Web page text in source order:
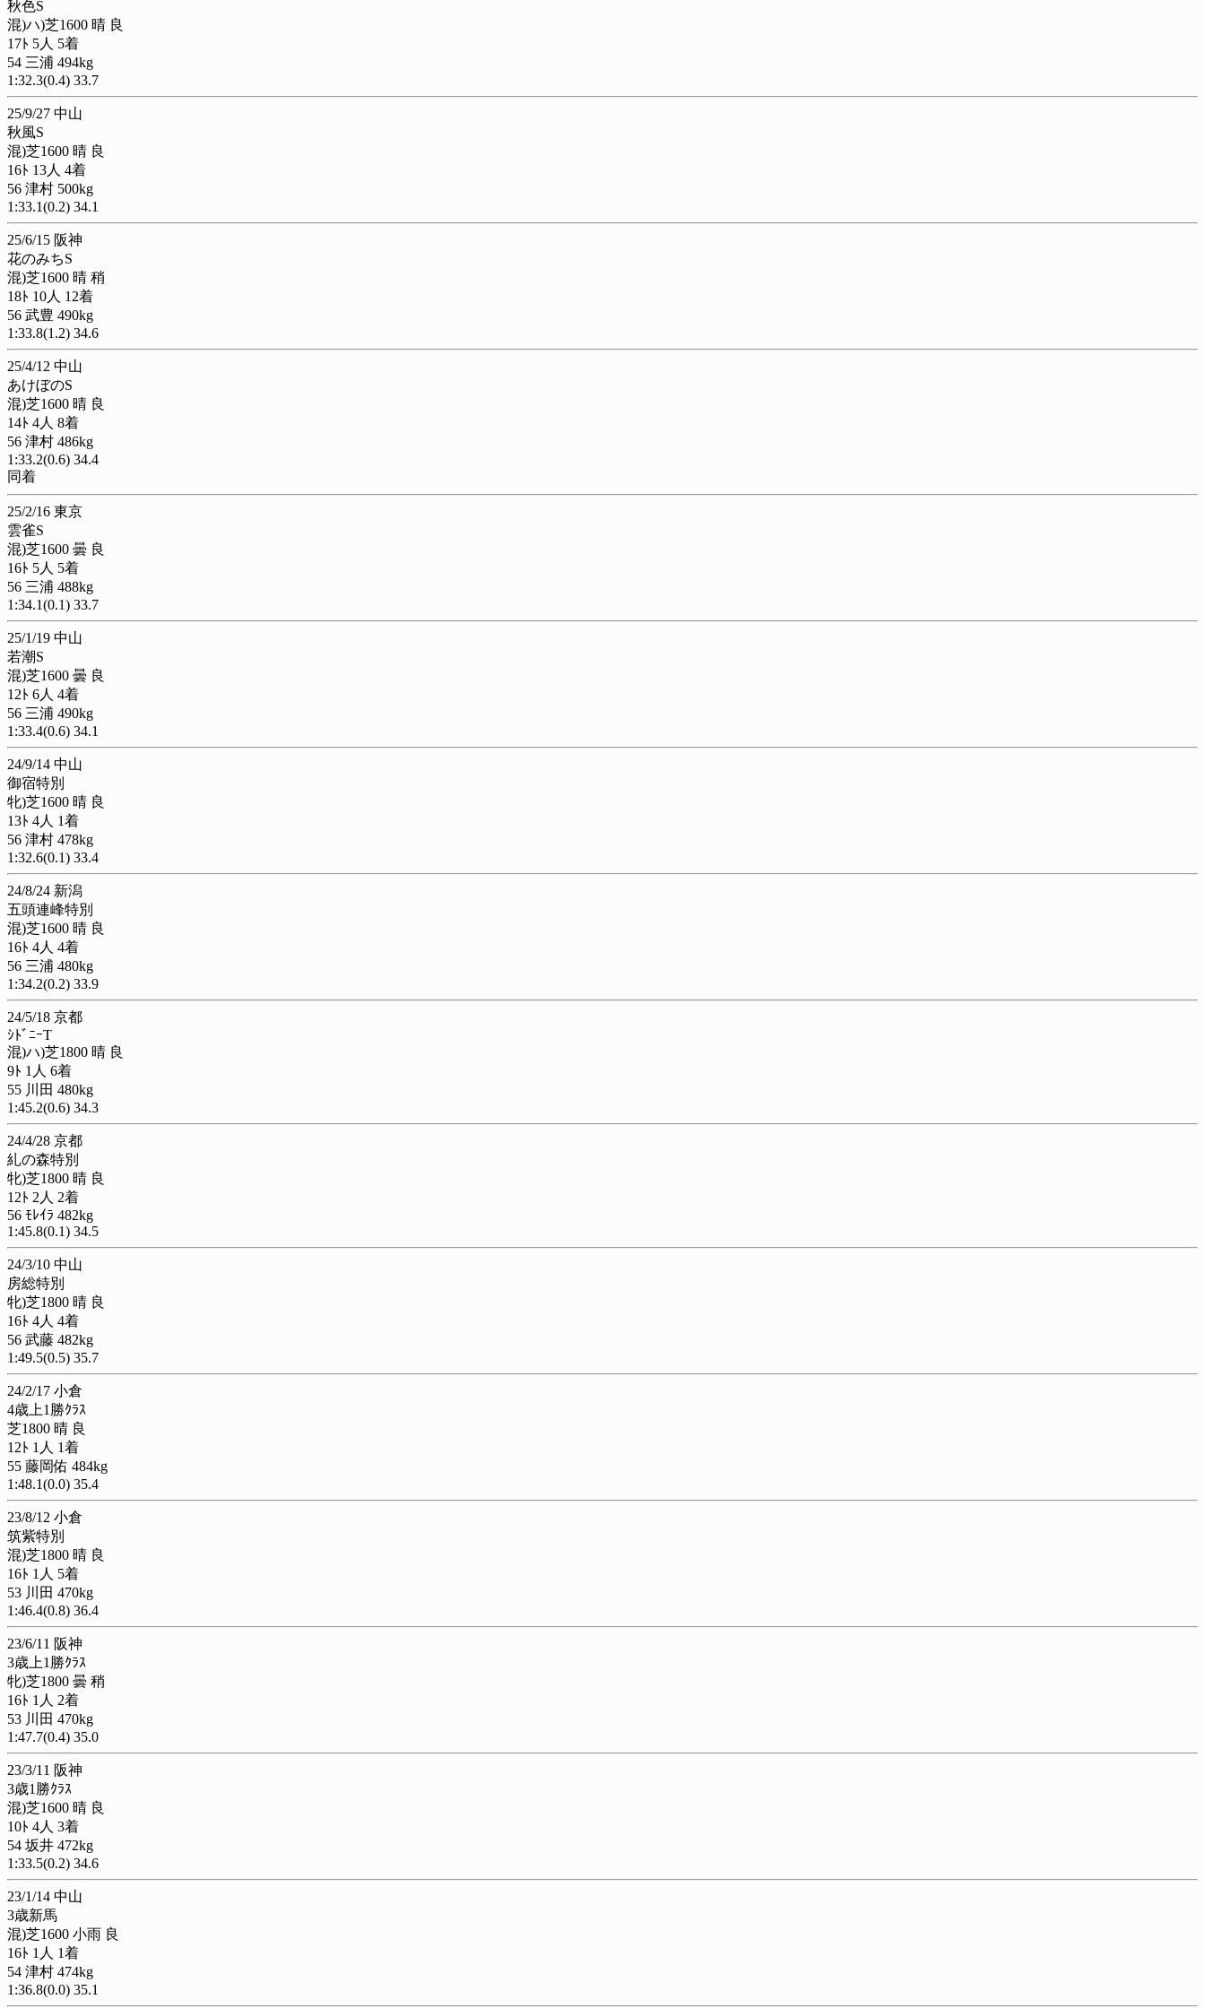
秋色S
混)ハ)芝1600 晴 良
17ﾄ 5人 5着
54 三浦 494kg
1:32.3(0.4) 33.7
25/9/27 中山
秋風S
混)芝1600 晴 良
16ﾄ 13人 4着
56 津村 500kg
1:33.1(0.2) 34.1
25/6/15 阪神
花のみちS
混)芝1600 晴 稍
18ﾄ 10人 12着
56 武豊 490kg
1:33.8(1.2) 34.6
25/4/12 中山
あけぼのS
混)芝1600 晴 良
14ﾄ 4人 8着
56 津村 486kg
1:33.2(0.6) 34.4
同着
25/2/16 東京
雲雀S
混)芝1600 曇 良
16ﾄ 5人 5着
56 三浦 488kg
1:34.1(0.1) 33.7
25/1/19 中山
若潮S
混)芝1600 曇 良
12ﾄ 6人 4着
56 三浦 490kg
1:33.4(0.6) 34.1
24/9/14 中山
御宿特別
牝)芝1600 晴 良
13ﾄ 4人 1着
56 津村 478kg
1:32.6(0.1) 33.4
24/8/24 新潟
五頭連峰特別
混)芝1600 晴 良
16ﾄ 4人 4着
56 三浦 480kg
1:34.2(0.2) 33.9
24/5/18 京都
ｼﾄﾞﾆｰT
混)ハ)芝1800 晴 良
9ﾄ 1人 6着
55 川田 480kg
1:45.2(0.6) 34.3
24/4/28 京都
糺の森特別
牝)芝1800 晴 良
12ﾄ 2人 2着
56 ﾓﾚｲﾗ 482kg
1:45.8(0.1) 34.5
24/3/10 中山
房総特別
牝)芝1800 晴 良
16ﾄ 4人 4着
56 武藤 482kg
1:49.5(0.5) 35.7
24/2/17 小倉
4歳上1勝ｸﾗｽ
芝1800 晴 良
12ﾄ 1人 1着
55 藤岡佑 484kg
1:48.1(0.0) 35.4
23/8/12 小倉
筑紫特別
混)芝1800 晴 良
16ﾄ 1人 5着
53 川田 470kg
1:46.4(0.8) 36.4
23/6/11 阪神
3歳上1勝ｸﾗｽ
牝)芝1800 曇 稍
16ﾄ 1人 2着
53 川田 470kg
1:47.7(0.4) 35.0
23/3/11 阪神
3歳1勝ｸﾗｽ
混)芝1600 晴 良
10ﾄ 4人 3着
54 坂井 472kg
1:33.5(0.2) 34.6
23/1/14 中山
3歳新馬
混)芝1600 小雨 良
16ﾄ 1人 1着
54 津村 474kg
1:36.8(0.0) 35.1